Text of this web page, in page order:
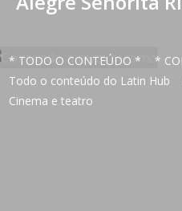
* TODO O CONTEÚDO *
*
Todo o conteúdo do Latin Hub
Cinema e teatro